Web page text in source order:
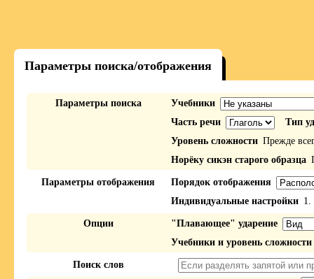
Параметры поиска/отображения
Параметры поиска
Учебники
Часть речи
Тип
Уровень сложности Прежде
Норёку сикэн старого образца
Параметры отображения
Порядок отображения
Индивидуальные настройки 1.
Опции
"Плавающее" ударение
Учебники и уровень сложности
Поиск слов